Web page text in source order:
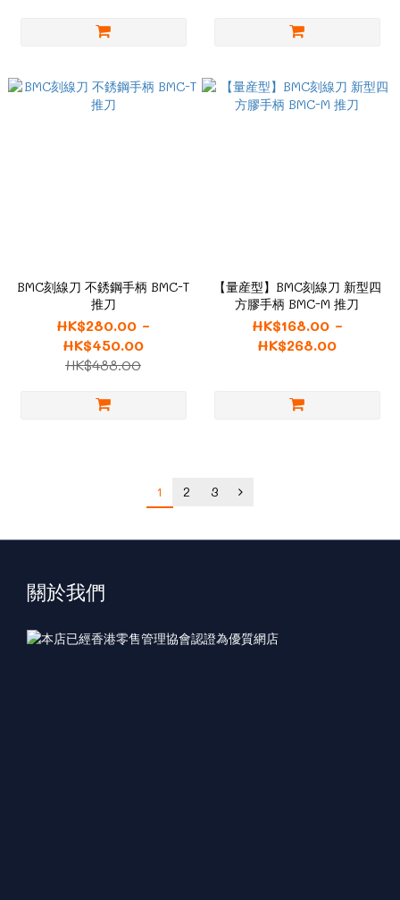
BMC刻線刀 不銹鋼手柄 BMC-T
推刀
HK$280.00 ~
HK$450.00
HK$488.00
【量産型】BMC刻線刀 新型四
方膠手柄 BMC-M 推刀
HK$168.00 ~
HK$268.00
1 2 3
關於我們